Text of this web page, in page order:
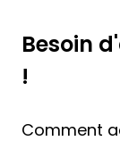
Besoin
!
Comment